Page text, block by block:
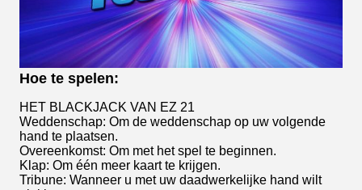
Hoe te spelen:
HET BLACKJACK VAN EZ 21
Weddenschap: Om de weddenschap op uw volgende
hand te plaatsen.
Overeenkomst: Om met het spel te beginnen.
Klap: Om één meer kaart te krijgen.
Tribune: Wanneer u met uw daadwerkelijke hand wilt